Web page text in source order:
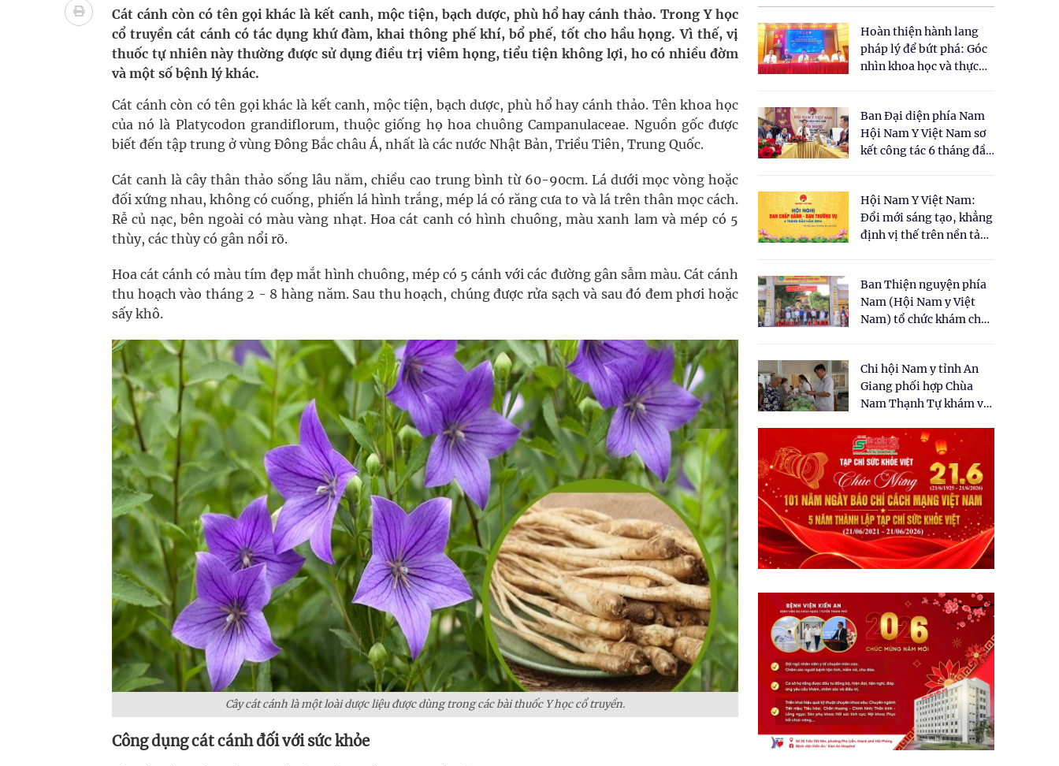
Ung thư thận: Nguy hiểm vì tiến triển quá âm thầm
Nhiều chuỗi hoạt động lớn được diễn ra tại Lễ hội sầu riêng 2026
Tiếp tục rà soát, triển khai các nhiệm vụ trong lĩnh vực cấp cứu, điều trị đột quỵ
Lâm Đồng: Quyết tâm đưa sân bay Liên Khương trở lại khai thác vào ngày 19/8
Tác Dụng Chống Kết Tập Tiểu Cầu Và Chống Đông Máu Của Các Loài Nhân Sâm (Panax Spp.): Tổng
Quan Bằng Chứng Dược Lý Và Cơ Chế Phân Tử
Xây dựng bản đồ mạng lưới cấp cứu ngoại viện toàn quốc
Cát cánh còn có tên gọi khác là kết canh, mộc tiện, bạch dược, phù hổ hay cánh thảo. Trong Y học
cổ truyền cát cánh có tác dụng khứ đàm, khai thông phế khí, bổ phế, tốt cho hầu họng. Vì thế, vị
thuốc tự nhiên này thường được sử dụng điều trị viêm họng, tiểu tiện không lợi, ho có nhiều đờm
và một số bệnh lý khác.
Cát cánh còn có tên gọi khác là kết canh, mộc tiện, bạch dược, phù hổ hay cánh thảo. Tên khoa học
của nó là Platycodon grandiflorum, thuộc giống họ hoa chuông Campanulaceae. Nguồn gốc được
biết đến tập trung ở vùng Đông Bắc châu Á, nhất là các nước Nhật Bản, Triều Tiên, Trung Quốc.
Cát canh là cây thân thảo sống lâu năm, chiều cao trung bình từ 60-90cm. Lá dưới mọc vòng hoặc
đối xứng nhau, không có cuống, phiến lá hình trắng, mép lá có răng cưa to và lá trên thân mọc cách.
Rễ củ nạc, bên ngoài có màu vàng nhạt. Hoa cát canh có hình chuông, màu xanh lam và mép có 5
thùy, các thùy có gân nổi rõ.
Hoa cát cánh có màu tím đẹp mắt hình chuông, mép có 5 cánh với các đường gân sẫm màu. Cát cánh
thu hoạch vào tháng 2 - 8 hàng năm. Sau thu hoạch, chúng được rửa sạch và sau đó đem phơi hoặc
sấy khô.
Cây cát cánh là một loài dược liệu được dùng trong các bài thuốc Y học cổ truyền.
Công dụng cát cánh đối với sức khỏe
Hoàn thiện hành lang
pháp lý để bứt phá: Góc
nhìn khoa học và thực
cho Luật Y dược cổ
truyền Việt Nam"
Ban Đại diện phía Nam
Hội Nam Y Việt Nam sơ
kết công tác 6 tháng đầu
Hội Nam Y Việt Nam:
Đổi mới sáng tạo, khẳng
định vị thế trên nền tảng
Ban Thiện nguyện phía
Nam (Hội Nam y Việt
Nam) tổ chức khám chữa
dân tại xã Tân Tập
Chi hội Nam y tỉnh An
Giang phối hợp Chùa
Nam Thạnh Tự khám và
nhân dân